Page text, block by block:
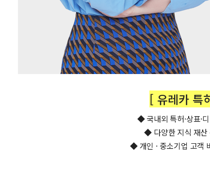
[ 유레카 특
◆ 국내외 특허·상표·
◆ 다양한 지식 재산
◆ 개인 · 중소기업 고객